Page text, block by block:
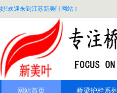
好!欢迎来到江苏新美叶网站！
网站首页 桥梁护栏系列